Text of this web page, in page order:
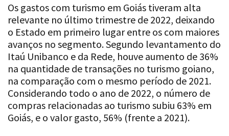
Os gastos com turismo em Goiás tiveram alta
relevante no último trimestre de 2022, deixando
o Estado em primeiro lugar entre os com maiores
avanços no segmento. Segundo levantamento do
Itaú Unibanco e da Rede, houve aumento de 36%
na quantidade de transações no turismo goiano,
na comparação com o mesmo período de 2021.
Considerando todo o ano de 2022, o número de
compras relacionadas ao turismo subiu 63% em
Goiás, e o valor gasto, 56% (frente a 2021).